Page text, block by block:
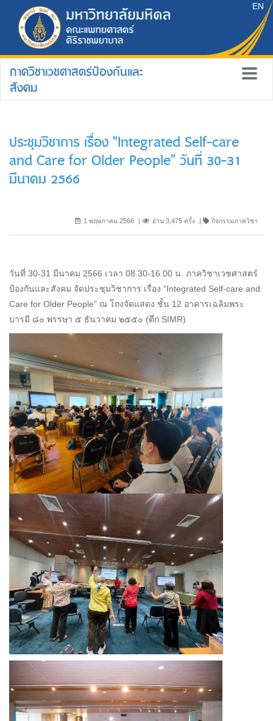
EN
ภาควิชาเวชศาสตร์ป้องกันและ
สังคม
ประชุมวิชาการ เรื่อง “Integrated Self-care
and Care for Older People” วันที่ 30-31
มีนาคม 2566
1 พฤษภาคม 2566 อ่าน 3,475 ครั้ง กิจกรรมภาควิชา
วันที่ 30-31 มีนาคม 2566 เวลา 08.30-16.00 น. ภาควิชาเวชศาสตร์
ป้องกันและสังคม จัดประชุมวิชาการ เรื่อง “Integrated Self-care and
Care for Older People” ณ โถงจัดแสดง ชั้น 12 อาคารเฉลิมพระ
บารมี ๘๐ พรรษา ๕ ธันวาคม ๒๕๕๐ (ตึก SIMR)